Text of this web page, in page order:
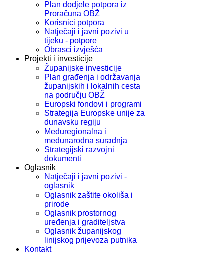
Plan dodjele potpora iz
Proračuna OBŽ
Korisnici potpora
Natječaji i javni pozivi u
tijeku - potpore
Obrasci izvješća
Projekti i investicije
Županijske investicije
Plan građenja i održavanja
županijskih i lokalnih cesta
na području OBŽ
Europski fondovi i programi
Strategija Europske unije za
dunavsku regiju
Međuregionalna i
međunarodna suradnja
Strategijski razvojni
dokumenti
Oglasnik
Natječaji i javni pozivi -
oglasnik
Oglasnik zaštite okoliša i
prirode
Oglasnik prostornog
uređenja i graditeljstva
Oglasnik županijskog
linijskog prijevoza putnika
Kontakt